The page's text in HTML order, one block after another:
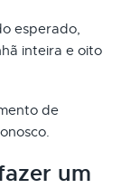
esperado,
inteira e oito
de
um